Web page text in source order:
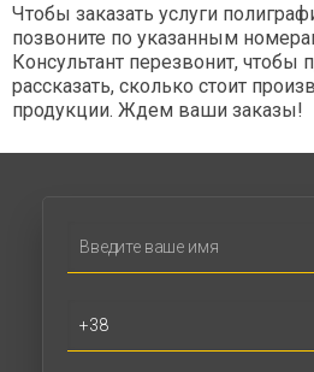
Чтобы заказать услуги
позвоните по указанным
Консультант перезвонит, чтобы
рассказать, сколько стоит
продукции. Ждем ваши заказы!